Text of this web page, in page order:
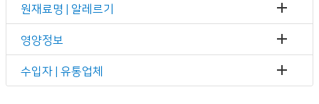
원재료명 | 알레르기
영양정보
수입자 | 유통업체